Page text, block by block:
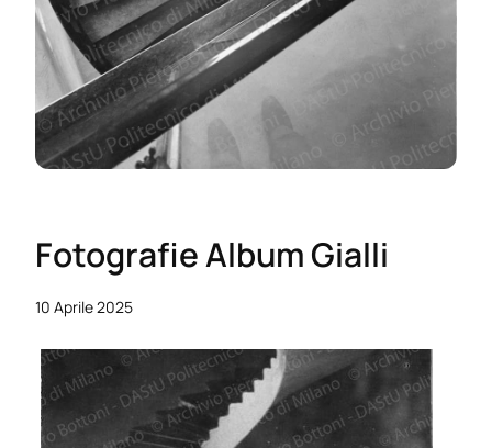
Fotografie Album Gialli
10 Aprile 2025